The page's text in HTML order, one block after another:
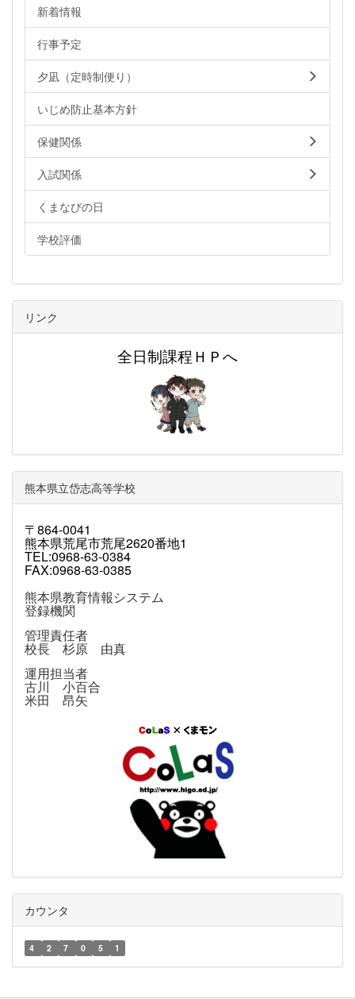
新着情報
行事予定
夕凪（定時制便り）
いじめ防止基本方針
保健関係
入試関係
くまなびの日
学校評価
リンク
全日制課程ＨＰへ
熊本県立岱志高等学校
〒864-0041
熊本県荒尾市荒尾2620番地1
TEL:0968-63-0384
FAX:0968-63-0385
熊本県教育情報システム
登録機関
管理責任者
校長 杉原 由真
運用担当者
古川 小百合
米田 昂矢
カウンタ
4 2 7 0 5 1